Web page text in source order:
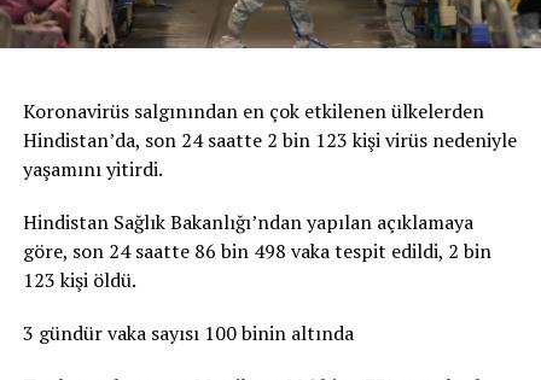
Koronavirüs salgınından en çok etkilenen ülkelerden
Hindistan’da, son 24 saatte 2 bin 123 kişi virüs nedeniyle
yaşamını yitirdi.
Hindistan Sağlık Bakanlığı’ndan yapılan açıklamaya
göre, son 24 saatte 86 bin 498 vaka tespit edildi, 2 bin
123 kişi öldü.
3 gündür vaka sayısı 100 binin altında